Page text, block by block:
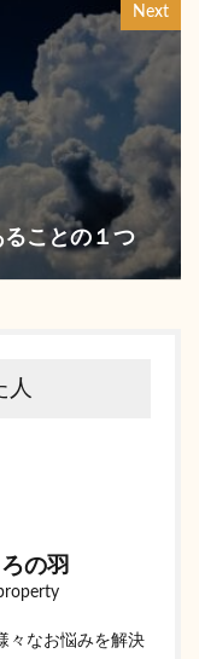
Next
ことの１つ
人
の羽
々なお悩みを解決